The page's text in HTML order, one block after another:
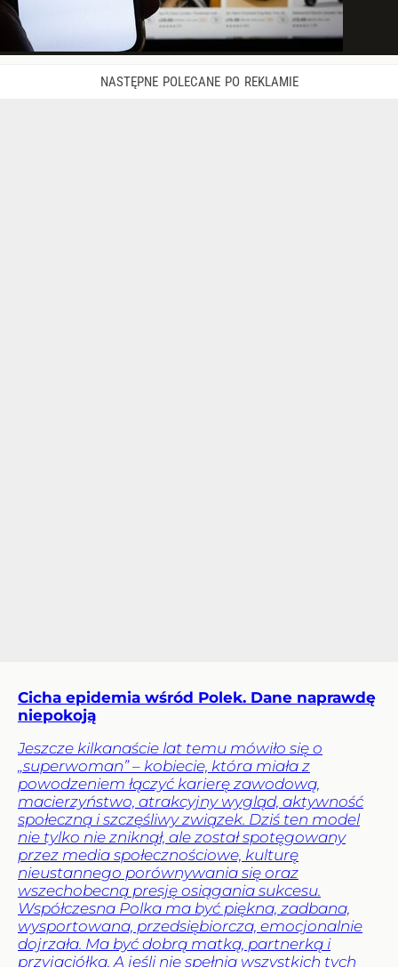
Cicha epidemia wśród Polek. Dane naprawdę
niepokoją
Jeszcze kilkanaście lat temu mówiło się o
„superwoman” – kobiecie, która miała z
powodzeniem łączyć karierę zawodową,
macierzyństwo, atrakcyjny wygląd, aktywność
społeczną i szczęśliwy związek. Dziś ten model
nie tylko nie zniknął, ale został spotęgowany
przez media społecznościowe, kulturę
nieustannego porównywania się oraz
wszechobecną presję osiągania sukcesu.
Współczesna Polka ma być piękna, zadbana,
wysportowana, przedsiębiorcza, emocjonalnie
dojrzała. Ma być dobrą matką, partnerką i
przyjaciółką. A jeśli nie spełnia wszystkich tych